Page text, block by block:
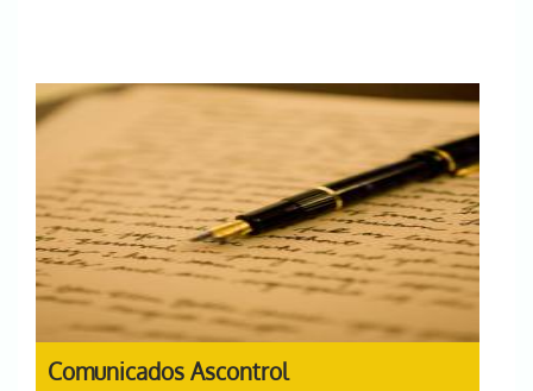
Comunicados Ascontrol